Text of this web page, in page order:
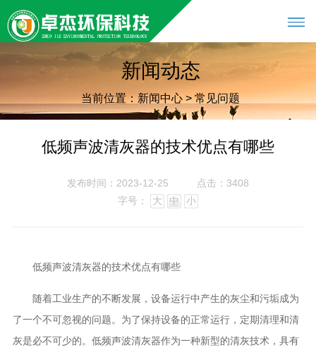
新闻动态
当前位置：新闻中心 >常见问题
低频声波清灰器的技术优点有哪些
发布时间：2023-12-25
点击：3408
字号：
大 中 小
低频声波清灰器的技术优点有哪些
随着工业生产的不断发展，设备运行中产生的灰尘和污垢成为
了一个不可忽视的问题。为了保持设备的正常运行，定期清理和清
灰是必不可少的。低频声波清灰器作为一种新型的清灰技术，具有